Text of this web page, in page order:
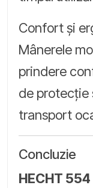
Confort și
Mânerele
prindere
de protecție
transport
Concluzie
HECHT 554